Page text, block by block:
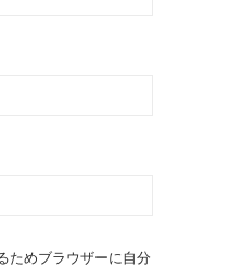
ためブラウザーに自分